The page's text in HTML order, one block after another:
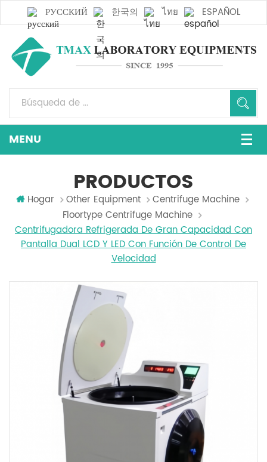
РУССКИЙ 한국의 ไทย ESPAÑOL
PRODUCTOS
Hogar Other Equipment
Centrifuge Machine
Floortype Centrifuge Machine
Centrifugadora Refrigerada De Gran Capacidad Con
Pantalla Dual LCD Y LED Con Función De Control De
Velocidad